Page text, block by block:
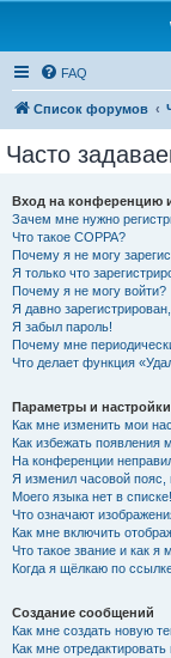
FAQ
Список форумов
Часто
Вход на конференцию
Зачем мне нужно
Что такое COPPA?
Почему я не могу
Я только что
Почему я не могу войти?
Я давно
Я забыл пароль!
Почему мне
Что делает функция
Параметры и
Как мне изменить мои
Как избежать появления
На конференции
Я изменил часовой пояс,
Моего языка нет в списке!
Что означают
Как мне включить
Что такое звание и как я
Когда я щёлкаю по
Создание сообщений
Как мне создать новую
Как мне